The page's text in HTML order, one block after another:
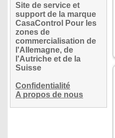
Site de service et
support de la marque
CasaControl Pour les
zones de
commercialisation de
l'Allemagne, de
l'Autriche et de la
Suisse
Confidentialité
A propos de nous